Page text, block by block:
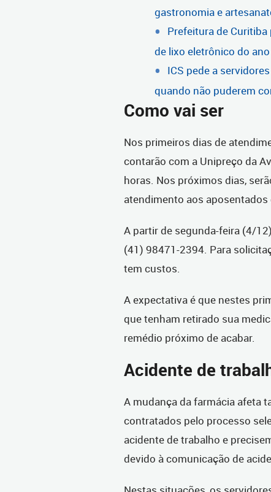
gastronomia e
Prefeitura de
de lixo eletrônico do ano
ICS pede a
quando não puderem
Como vai ser
Nos primeiros dias de
contarão com a Unipreço da
horas. Nos próximos dias,
atendimento aos aposentados
A partir de segunda-feira (4/
(41) 98471-2394. Para
tem custos.
A expectativa é que nestes
que tenham retirado sua
remédio próximo de acabar.
Acidente de
A mudança da farmácia afeta
contratados pelo processo
acidente de trabalho e
devido à comunicação de